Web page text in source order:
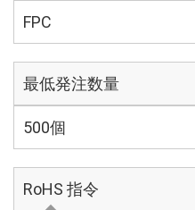
FPC
最低発注数量
500個
RoHS 指令